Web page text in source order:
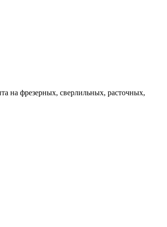
на фрезерных, сверлильных, расточных,